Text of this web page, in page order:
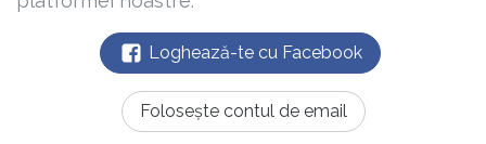
Loghează-te cu Facebook
Folosește contul de email